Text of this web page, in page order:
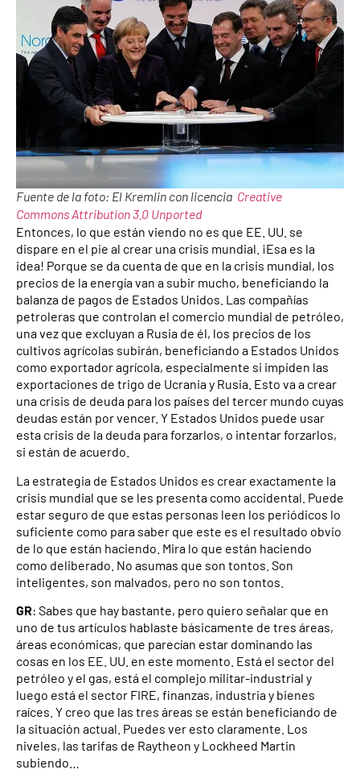
Fuente de la foto: El Kremlin con licencia Creative
CommonsAttribution 3.0 Unported
Entonces, lo que están viendo no es que EE. UU. se
dispare en el pie al crear una crisis mundial. ¡Esa es la
idea! Porque se da cuenta de que en la crisis mundial, los
precios de la energía van a subir mucho, beneficiando la
balanza de pagos de Estados Unidos. Las compañías
petroleras que controlan el comercio mundial de petróleo,
una vez que excluyan a Rusia de él, los precios de los
cultivos agrícolas subirán, beneficiando a Estados Unidos
como exportador agrícola, especialmente si impiden las
exportaciones de trigo de Ucrania y Rusia. Esto va a crear
una crisis de deuda para los países del tercer mundo cuyas
deudas están por vencer. Y Estados Unidos puede usar
esta crisis de la deuda para forzarlos, o intentar forzarlos,
si están de acuerdo.
La estrategia de Estados Unidos es crear exactamente la
crisis mundial que se les presenta como accidental. Puede
estar seguro de que estas personas leen los periódicos lo
suficiente como para saber que este es el resultado obvio
de lo que están haciendo. Mira lo que están haciendo
como deliberado. No asumas que son tontos. Son
inteligentes, son malvados, pero no son tontos.
GR: Sabes que hay bastante, pero quiero señalar que en
uno de tus artículos hablaste básicamente de tres áreas,
áreas económicas, que parecían estar dominando las
cosas en los EE. UU. en este momento. Está el sector del
petróleo y el gas, está el complejo militar-industrial y
luego está el sector FIRE, finanzas, industria y bienes
raíces. Y creo que las tres áreas se están beneficiando de
la situación actual. Puedes ver esto claramente. Los
niveles, las tarifas de Raytheon y Lockheed Martin
subiendo…